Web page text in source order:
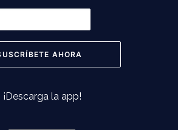
¡Descarga la app!